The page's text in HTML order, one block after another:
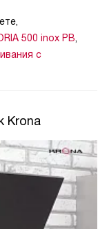
500 inox PB
с
Krona